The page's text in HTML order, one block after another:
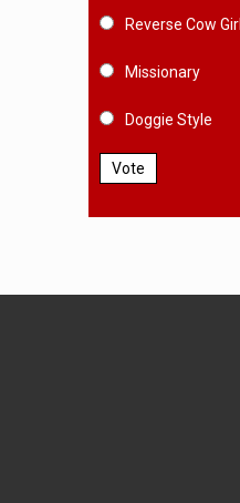
Reverse Cow Girl
Missionary
Doggie Style
Vote